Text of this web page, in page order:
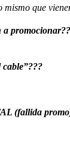
mismo que
a promocionar??
cable”???
(fallida